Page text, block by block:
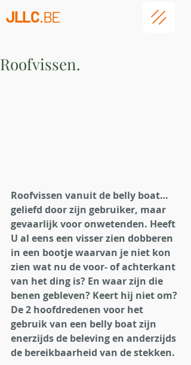
JLLC.BE
Roofvissen.
Roofvissen vanuit de belly boat…
geliefd door zijn gebruiker, maar
gevaarlijk voor onwetenden. Heeft
U al eens een visser zien dobberen
in een bootje waarvan je niet kon
zien wat nu de voor- of achterkant
van het ding is? En waar zijn die
benen gebleven? Keert hij niet om?
De 2 hoofdredenen voor het
gebruik van een belly boat zijn
enerzijds de beleving en anderzijds
de bereikbaarheid van de stekken.